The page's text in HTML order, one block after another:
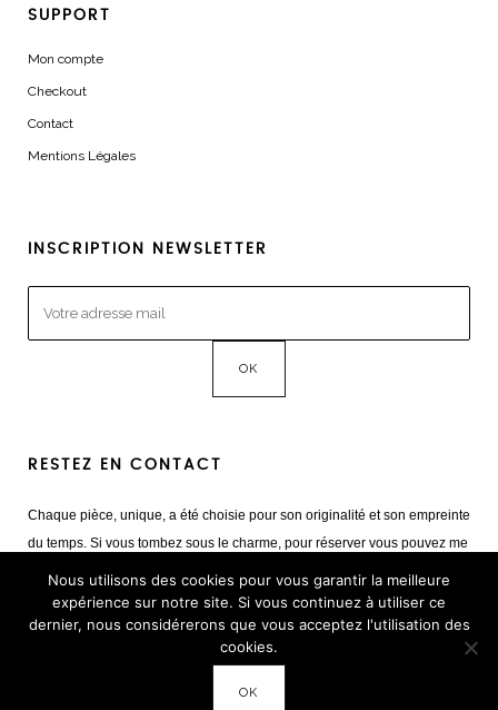
SUPPORT
Mon compte
Checkout
Contact
Mentions Légales
INSCRIPTION NEWSLETTER
RESTEZ EN CONTACT
Chaque pièce, unique, a été choisie pour son originalité et son empreinte
du temps. Si vous tombez sous le charme, pour réserver vous pouvez me
contacter
Mail :giulia@cestvintage.com
Tél : +33(0) 6 22 65 93 17
Nous utilisons des cookies pour vous garantir la meilleure
expérience sur notre site. Si vous continuez à utiliser ce
dernier, nous considérerons que vous acceptez l'utilisation des
cookies.
OK